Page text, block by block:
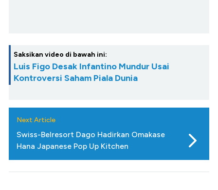
Saksikan video di bawah ini:
Luis Figo Desak Infantino Mundur Usai
Kontroversi Saham Piala Dunia
Next Article
Swiss-Belresort Dago Hadirkan Omakase
Hana Japanese Pop Up Kitchen